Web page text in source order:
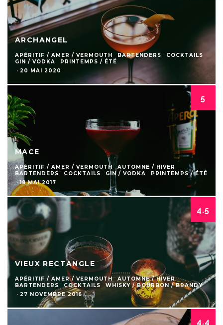
ARCHANGEL
APÉRITIF / AMER / VERMOUTH BARTENDERS
COCKTAILS
GIN / VODKA
PRINTEMPS / ÉTÉ
· 20 MAI 2020
5
MACE
APÉRITIF / AMER / VERMOUTH
AUTOMNE / HIVER
BARTENDERS
COCKTAILS GIN / VODKA
PRINTEMPS / ÉTÉ
· 18 MAI 2017
4.5
VIEUX RECTANGLE
APÉRITIF / AMER / VERMOUTH
AUTOMNE / HIVER
BARTENDERS
COCKTAILS
WHISKY / BOURBON / BRANDY
· 27 NOVEMBRE 2016
4.4